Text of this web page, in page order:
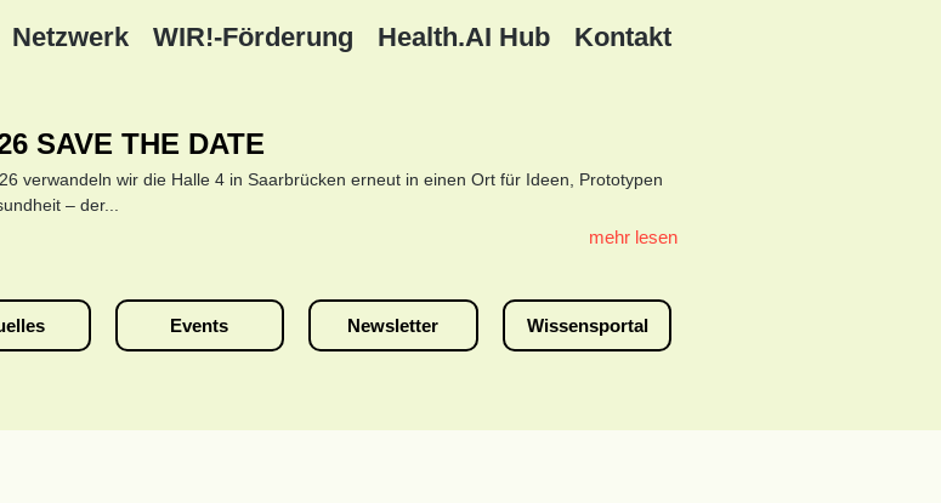
Netzwerk WIR!-Förderung Health.AI Hub Kontakt
SAVE THE DATE
verwandeln wir die Halle 4 in Saarbrücken erneut in einen Ort für Ideen, Prototypen
– der...
mehr lesen
Events Newsletter Wissensportal